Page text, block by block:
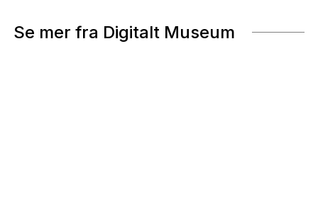
Se mer fra Digitalt Museum